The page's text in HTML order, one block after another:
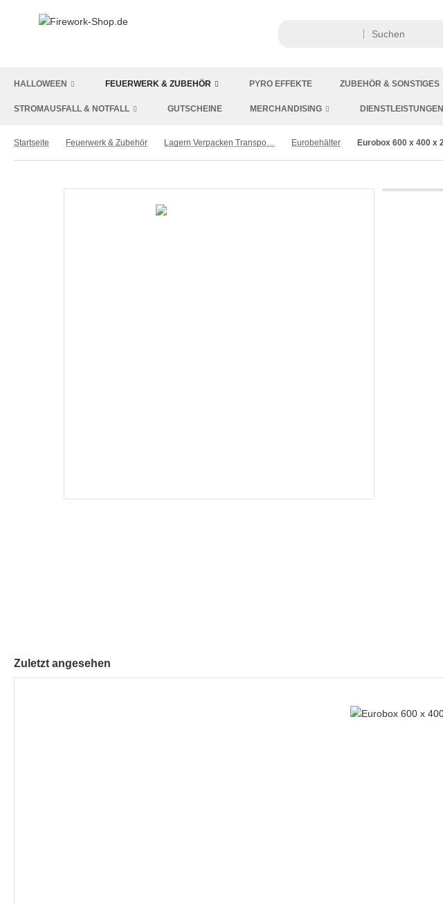
HALLOWEEN FEUERWERK & ZUBEHÖR PYRO EFFEKTE ZUBEHÖR & SONSTIGES
STROMAUSFALL & NOTFALL GUTSCHEINE MERCHANDISING DIENSTLEISTUNGEN
Startseite Feuerwerk & Zubehör Lagern Verpacken Transportieren Eurobehälter
Zuletzt angesehen